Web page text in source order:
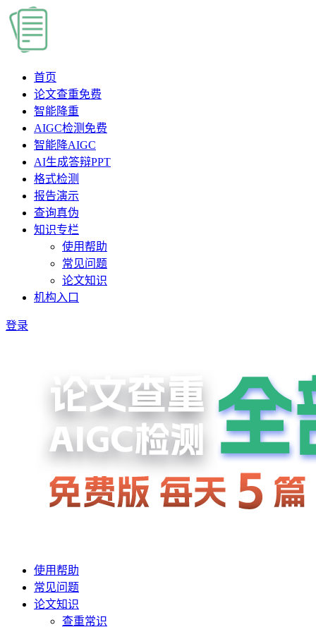
首页
论文查重免费
智能降重
AIGC检测 免费
智能降AIGC
AI生成答辩PPT
格式检测
报告演示
查询真伪
知识专栏
使用帮助
常见问题
论文知识
机构入口
登录
使用帮助
常见问题
论文知识
查重常识